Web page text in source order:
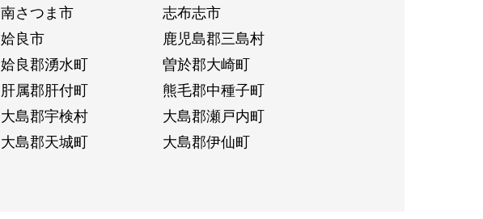
南さつま市
志布志市
姶良市
鹿児島郡三島村
姶良郡湧水町
曽於郡大崎町
肝属郡肝付町
熊毛郡中種子町
大島郡宇検村
大島郡瀬戸内町
大島郡天城町
大島郡伊仙町